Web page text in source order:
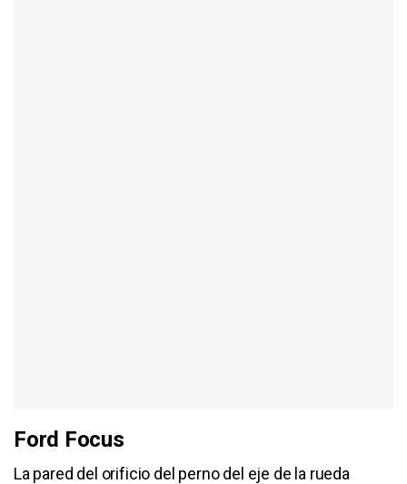
Ford Focus
La pared del orificio del perno del eje de la rueda